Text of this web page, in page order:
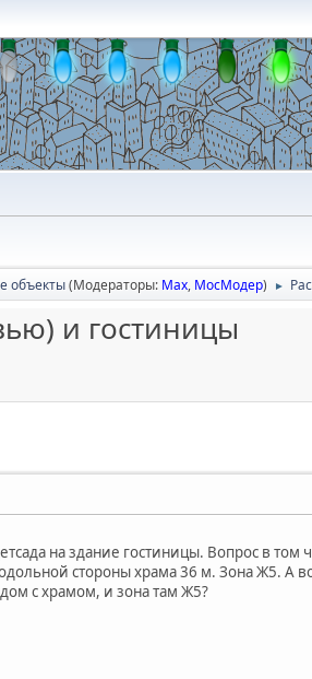
объекты(Модераторы: Max, МосМодер) ►
и гостиницы
на здание гостиницы. Вопрос в том
стороны храма 36 м. Зона Ж5. А
с храмом, и зона там Ж5?